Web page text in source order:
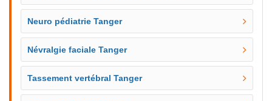
Neuro pédiatrie Tanger
Névralgie faciale Tanger
Tassement vertébral Tanger